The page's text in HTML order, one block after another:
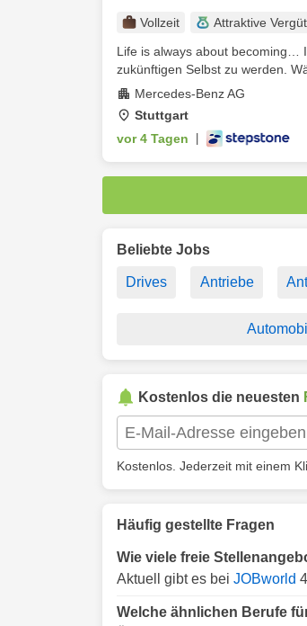
Vollzeit Attraktive
Life is always about becoming…
zukünftigen Selbst zu werden.
Mercedes-Benz AG
Stuttgart
vor 4 Tagen
Beliebte Jobs
Drives Antriebe
Kostenlos die neuesten
Kostenlos. Jederzeit mit einem
Häufig gestellte Fragen
Wie viele freie
Aktuell gibt es bei JOBworld
Welche ähnlichen Berufe